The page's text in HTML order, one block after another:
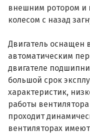
внешним ротором и
колесом с назад
Двигатель оснащен
автоматическим
двигателе
большой срок
характеристик,
работы
проходит
вентиляторах